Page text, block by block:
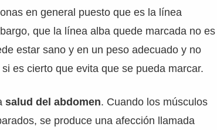
en general puesto que es la línea
que la línea alba quede marcada no es
estar sano y en un peso adecuado y no
es cierto que evita que se pueda marcar.
salud del abdomen. Cuando los músculos
se produce una afección llamada